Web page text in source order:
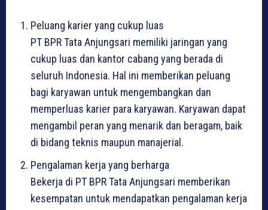
Peluang karier yang cukup luas
PT BPR Tata Anjungsari memiliki jaringan yang
cukup luas dan kantor cabang yang berada di
seluruh Indonesia. Hal ini memberikan peluang
bagi karyawan untuk mengembangkan dan
memperluas karier para karyawan. Karyawan dapat
mengambil peran yang menarik dan beragam, baik
di bidang teknis maupun manajerial.
Pengalaman kerja yang berharga
Bekerja di PT BPR Tata Anjungsari memberikan
kesempatan untuk mendapatkan pengalaman kerja